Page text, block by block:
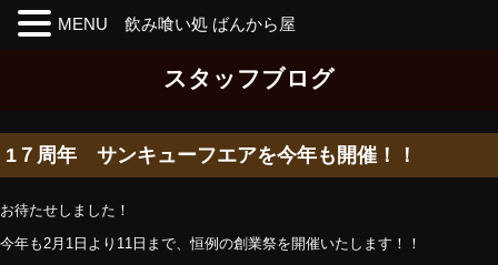
to
スタッフブログ
1７周年 サンキューフエアを今年も開催！！
お待たせしました！
今年も2月1日より11日まで、恒例の創業祭を開催いたします！！
MENU 飲み喰い処 ばんから屋